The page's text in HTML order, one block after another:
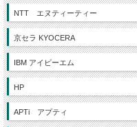
NTT エヌティーティー
京セラ KYOCERA
IBM アイビーエム
HP
APTi アプティ